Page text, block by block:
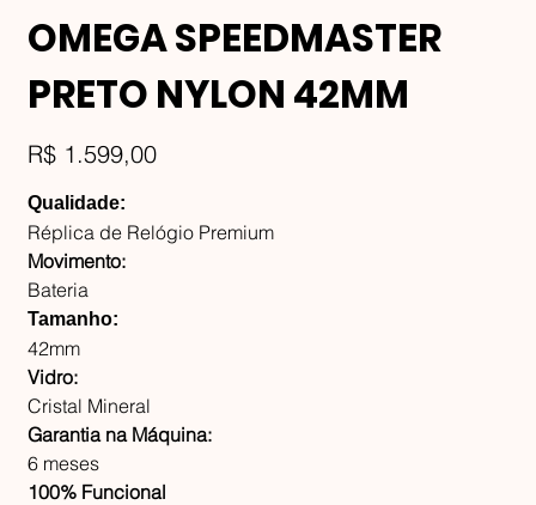
OMEGA SPEEDMASTER
PRETO NYLON 42MM
Preço
R$ 1.599,00
Qualidade:
Réplica de Relógio Premium
Movimento:
Bateria
Tamanho:
42mm
Vidro:
Cristal Mineral
Garantia na Máquina:
6 meses
100% Funcional